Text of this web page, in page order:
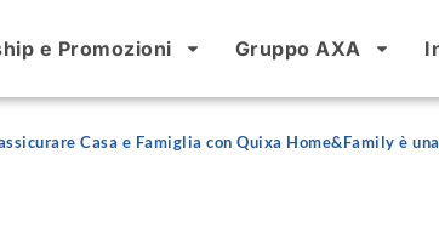
e Promozioni Gruppo AXA
Casa e Famiglia con Quixa Home&Family è